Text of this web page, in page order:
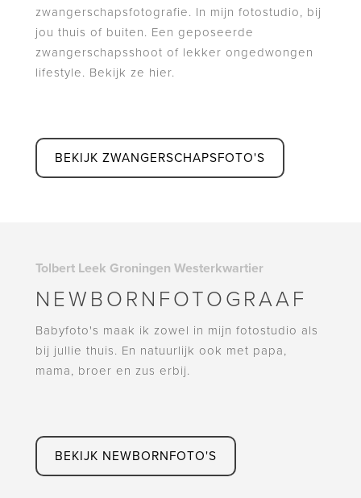
zwangerschapsfotografie. In mijn fotostudio, bij
jou thuis of buiten. Een geposeerde
zwangerschapsshoot of lekker ongedwongen
lifestyle. Bekijk ze hier.
BEKIJK ZWANGERSCHAPSFOTO'S
Tolbert Leek Groningen Westerkwartier
NEWBORNFOTOGRAAF
Babyfoto's maak ik zowel in mijn fotostudio als
bij jullie thuis. En natuurlijk ook met papa,
mama, broer en zus erbij.
BEKIJK NEWBORNFOTO'S